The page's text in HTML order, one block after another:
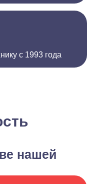
с 1993 года
нашей